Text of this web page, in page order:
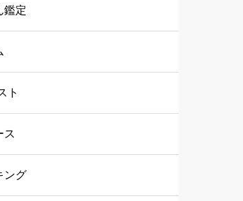
鑑定
ト
ス
ング